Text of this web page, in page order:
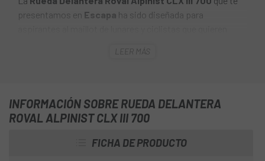
presentamos en Escapa ha sido diseñada para
ruedas de carretera más ligeras. El juego solo pesa 1131 g,
a Arris pesan 103,5 g menos, y son un 20 % más
resistentes que los de acero.
LEER MÁS
INFORMACIÓN SOBRE RUEDA DELANTERA
ROVAL ALPINIST CLX III 700
FICHA DE PRODUCTO